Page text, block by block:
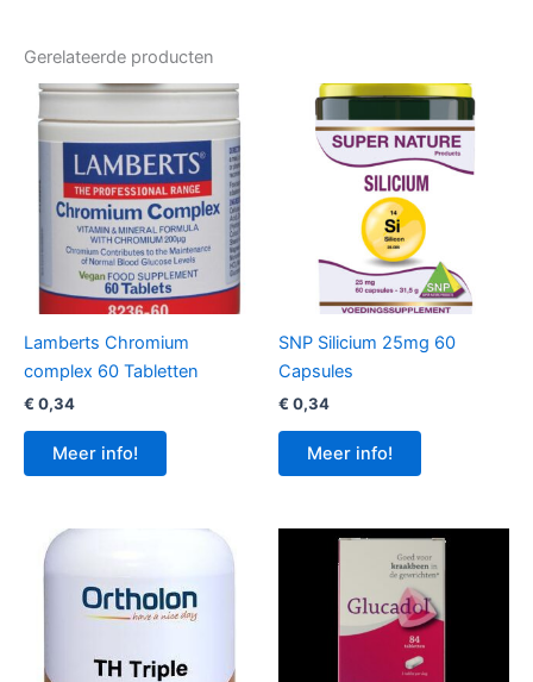
Gerelateerde producten
Lamberts Chromium
complex 60 Tabletten
€ 0,34
Meer info!
SNP Silicium 25mg 60
Capsules
€ 0,34
Meer info!